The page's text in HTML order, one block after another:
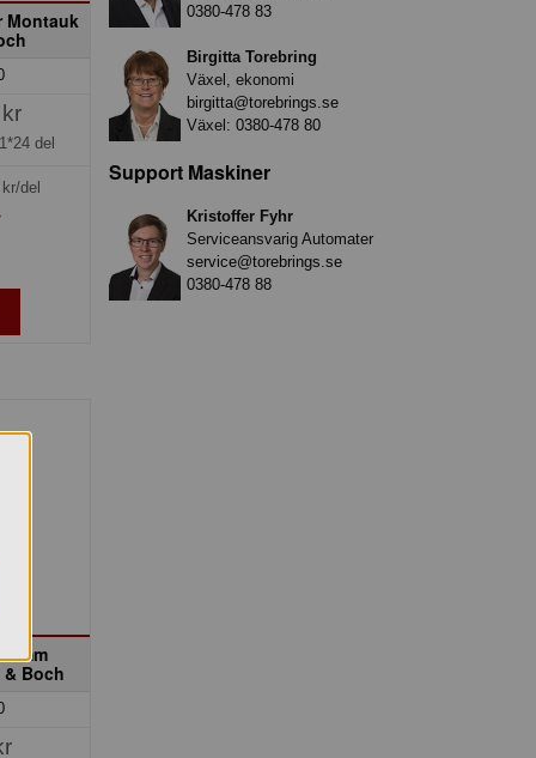
Montauk
1*24 del
del
mm
Boch
0380-478 83
Birgitta Torebring
Växel, ekonomi
birgitta@torebrings.se
Växel: 0380-478 80
Support Maskiner
Kristoffer Fyhr
Serviceansvarig Automater
service@torebrings.se
0380-478 88